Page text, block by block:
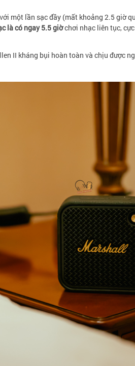
một lần sạc đầy (mất khoảng 2.5 giờ
là có ngay 5.5 giờchơi nhạc liên tục,
II kháng bụi hoàn toàn và chịu được